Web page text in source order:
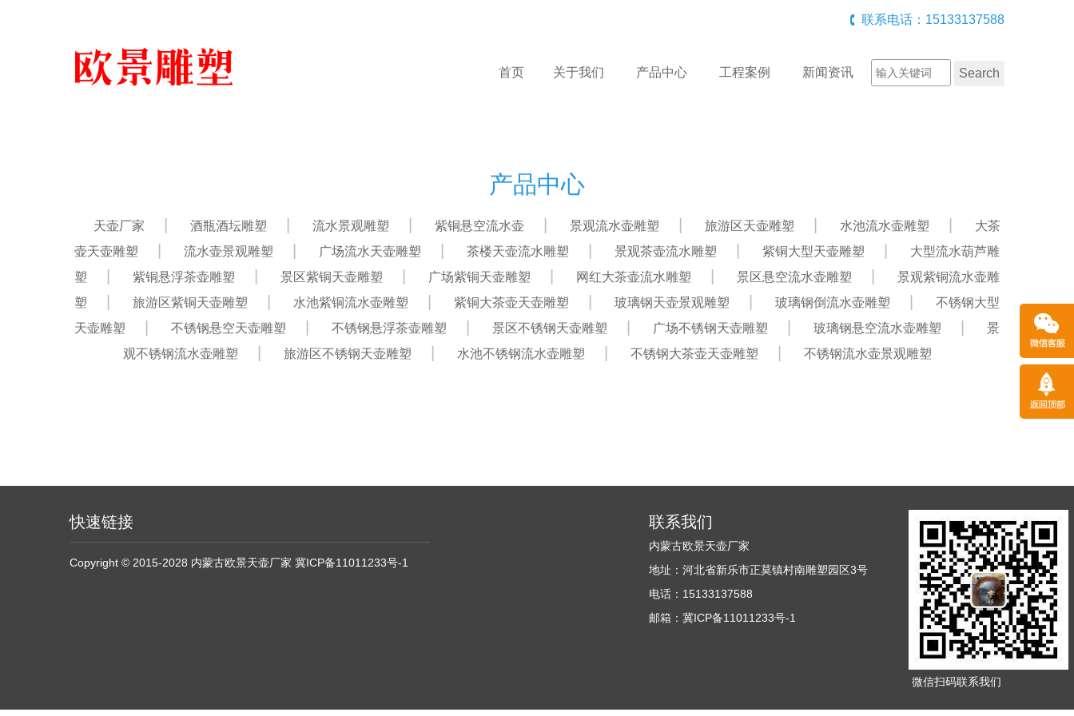
联系电话：15133137588
首页 关于我们 产品中心 工程案例 新闻资讯
产品中心
天壶厂家 酒瓶酒坛雕塑 流水景观雕塑 紫铜悬空流水壶 景观流水壶雕塑 旅游区天壶雕塑 水池流水壶雕塑
大茶
壶天壶雕塑
流水壶景观雕塑 广场流水天壶雕塑 茶楼天壶流水雕塑 景观茶壶流水雕塑 紫铜大型天壶雕塑
大型流水葫芦雕
塑
紫铜悬浮茶壶雕塑 景区紫铜天壶雕塑 广场紫铜天壶雕塑 网红大茶壶流水雕塑 景区悬空流水壶雕塑
景观紫铜流水壶雕
塑
旅游区紫铜天壶雕塑 水池紫铜流水壶雕塑 紫铜大茶壶天壶雕塑 玻璃钢天壶景观雕塑 玻璃钢倒流水壶雕塑
不锈钢大型
天壶雕塑
不锈钢悬空天壶雕塑 不锈钢悬浮茶壶雕塑 景区不锈钢天壶雕塑 广场不锈钢天壶雕塑 玻璃钢悬空流水壶雕塑
景
观不锈钢流水壶雕塑
旅游区不锈钢天壶雕塑 水池不锈钢流水壶雕塑 不锈钢大茶壶天壶雕塑 不锈钢流水壶景观雕塑
快速链接
Copyright © 2015-2028 内蒙古欧景天壶厂家 冀ICP备11011233号-1
联系我们
内蒙古欧景天壶厂家
地址：河北省新乐市正莫镇村南雕塑园区3号
电话：15133137588
邮箱：冀ICP备11011233号-1
微信扫码联系我们